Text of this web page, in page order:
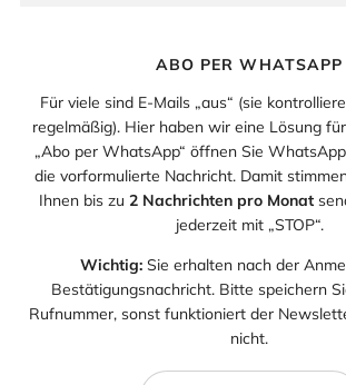
ABO PER WHATSAPP
Für viele sind E-Mails „aus“ (sie
regelmäßig). Hier haben wir eine Lösung
„Abo per WhatsApp“ öffnen Sie
die vorformulierte Nachricht. Damit
Ihnen bis zu 2 Nachrichten pro Monat
jederzeit mit „STOP“.
Wichtig:Sie erhalten nach der
Bestätigungsnachricht. Bitte speichern
Rufnummer, sonst funktioniert der
nicht.